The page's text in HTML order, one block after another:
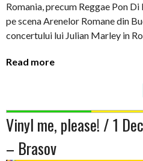
Romania, precum Reggae Pon
pe scena Arenelor Romane din
concertului lui Julian Marley in
Read more
Vinyl me, please! / 1
– Brasov